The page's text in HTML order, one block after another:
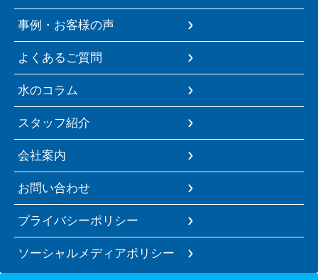
事例・お客様の声
よくあるご質問
水のコラム
スタッフ紹介
会社案内
お問い合わせ
プライバシーポリシー
ソーシャルメディアポリシー